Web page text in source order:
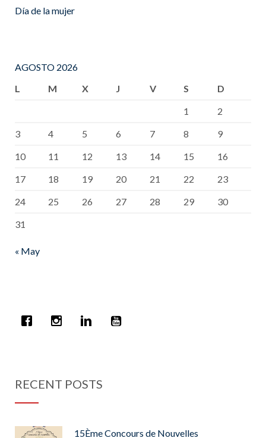
Día de la mujer
AGOSTO 2026
L
M X J V S
D
1
2
3
4 5 6 7 8
9
10
11 12 13 14 15
16
17
18 19 20 21 22
23
24
25 26 27 28 29
30
31
« May
RECENT POSTS
15Ème Concours de Nouvelles